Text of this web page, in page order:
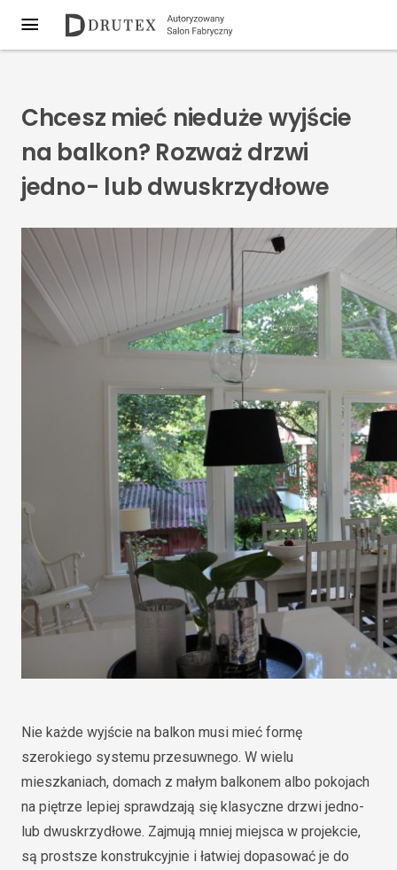
Chcesz mieć nieduże wyjście
na balkon? Rozważ drzwi
jedno- lub dwuskrzydłowe
Nie każde wyjście na balkon musi mieć formę
szerokiego systemu przesuwnego. W wielu
mieszkaniach, domach z małym balkonem albo pokojach
na piętrze lepiej sprawdzają się klasyczne drzwi jedno-
lub dwuskrzydłowe. Zajmują mniej miejsca w projekcie,
są prostsze konstrukcyjnie i łatwiej dopasować je do